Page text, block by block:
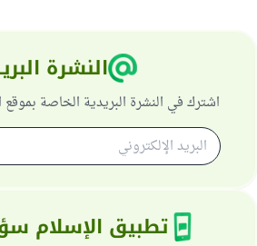
النشرة
اشترك في النشرة البريدية الخاصة
تطبيق الإسلام